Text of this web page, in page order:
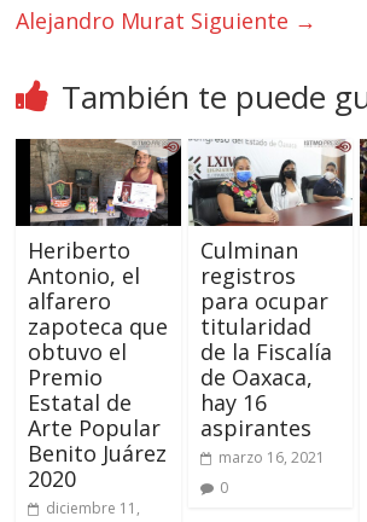
Alejandro Murat Siguiente →
También te puede
Heriberto
Antonio, el
alfarero
zapoteca que
obtuvo el
Premio
Estatal de
Arte Popular
Benito Juárez
2020
diciembre 11,
Culminan
registros
para ocupar
titularidad
de la Fiscalía
de Oaxaca,
hay 16
aspirantes
marzo 16, 2021
0